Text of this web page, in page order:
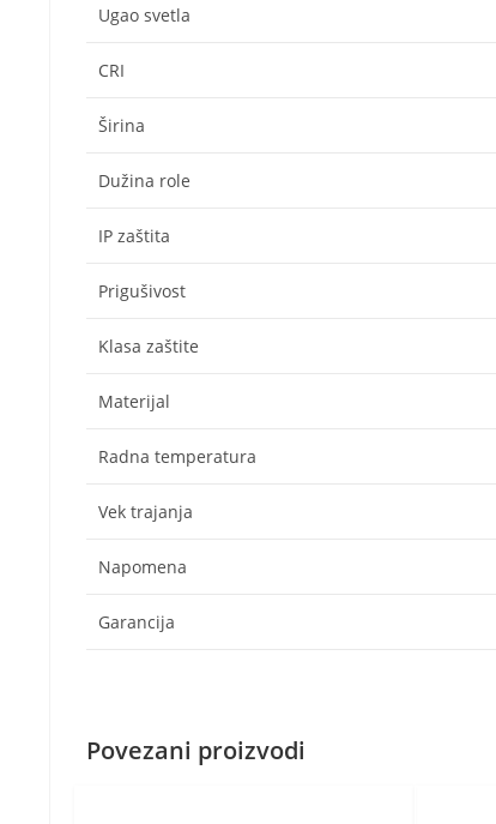
Ugao svetla
CRI
Širina
Dužina role
IP zaštita
Prigušivost
Klasa zaštite
Materijal
Radna temperatura
Vek trajanja
Napomena
Garancija
Povezani proizvodi